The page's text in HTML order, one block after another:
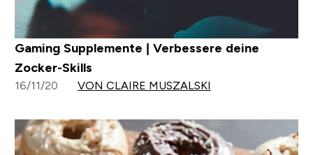
Gaming Supplemente | Verbessere deine
Zocker-Skills
16/11/20 VON CLAIRE MUSZALSKI